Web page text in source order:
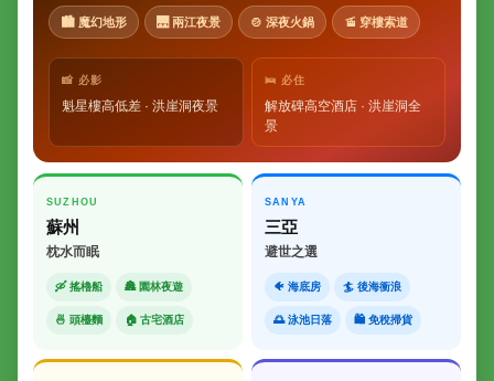
🏙 魔幻地形 🌉 兩江夜景 🍲 深夜火鍋 🚡 穿樓索道
📸 必影
魁星樓高低差 · 洪崖洞夜景
🛌 必住
解放碑高空酒店 · 洪崖洞全
景
SUZHOU
蘇州
枕水而眠
🛶 搖櫓船 🏯 園林夜遊
🍜 頭檯麵 🏠 古宅酒店
SANYA
三亞
避世之選
🐠 海底房 🏄 後海衝浪
🌅 泳池日落 🛍 免稅掃貨